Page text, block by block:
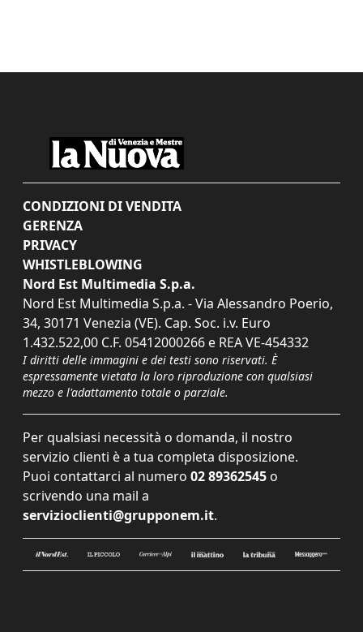
CONDIZIONI DI VENDITA
GERENZA
PRIVACY
WHISTLEBLOWING
Nord Est Multimedia S.p.a.
Nord Est Multimedia S.p.a. - Via Alessandro Poerio,
34, 30171 Venezia (VE). Cap. Soc. i.v. Euro
1.432.522,00 C.F. 05412000266 e REA VE-454332
I diritti delle immagini e dei testi sono riservati. È
espressamente vietata la loro riproduzione con qualsiasi
mezzo e l'adattamento totale o parziale.
Per qualsiasi necessità o domanda, il nostro
servizio clienti è a tua completa disposizione.
Puoi contattarci al numero 02 89362545 o
scrivendo una mail a
servizioclienti@grupponem.it.